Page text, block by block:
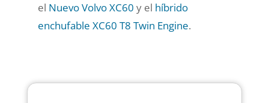
el Nuevo Volvo XC60 y el híbrido
enchufable XC60 T8 Twin Engine.